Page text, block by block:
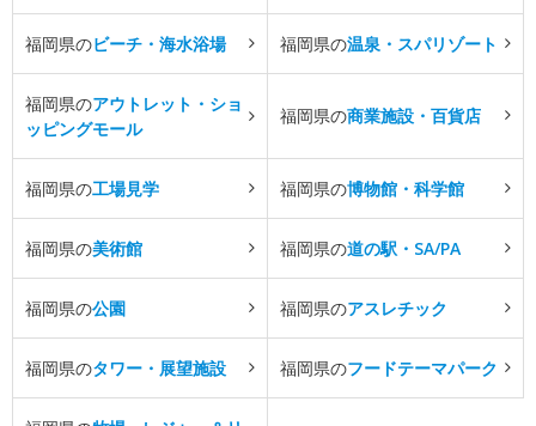
福岡県のビーチ・海水浴場 福岡県の温泉・スパリゾート
福岡県のアウトレット・ショ
ッピングモール
福岡県の商業施設・百貨店
福岡県の工場見学 福岡県の博物館・科学館
福岡県の美術館 福岡県の道の駅・SA/PA
福岡県の公園 福岡県のアスレチック
福岡県のタワー・展望施設 福岡県のフードテーマパーク